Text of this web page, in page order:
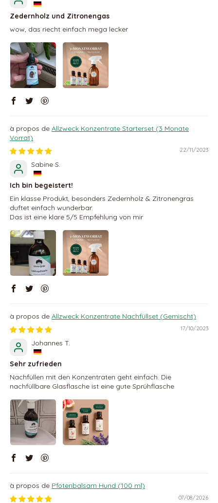
Zedernholz und Zitronengas
wow, das riecht einfach mega lecker
Allzweck Konzentrate Starterset (3 Monate
Vorrat)
22/11/2023
Sabine S.
Ich bin begeistert!
Ein klasse Produkt, besonders Zedernholz & Zitronengras
duftet einfach wunderbar.
Das ist eine klare 5/5 Empfehlung von mir
Allzweck Konzentrate Nachfüllset (Gemischt)
17/10/2023
Johannes T.
Sehr zufrieden
Nachfüllen mit den Konzentraten geht einfach. Die
nachfüllbare Glasflasche ist eine gute Sprühflasche
Pfotenbalsam Hund (100 ml)
07/08/2026